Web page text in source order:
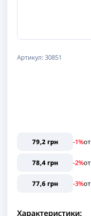
Артикул:30851
79,2 грн -1%от
78,4 грн -2%от
77,6 грн -3%от
Характеристики: